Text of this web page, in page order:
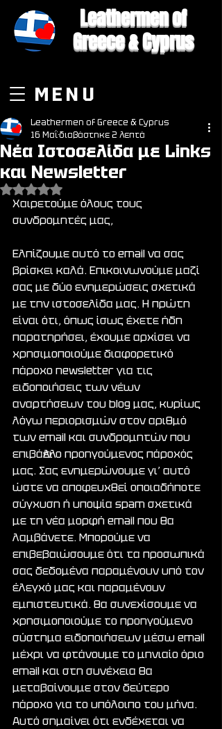
Leathermen of
Greece & Cyprus
MENU
Νέα Ιστοσελίδα με Links
και Newsletter
Leathermen of Greece & Cyprus
16 Μαΐδιαβάστηκε 2 λεπτά
Βαθμολογήθηκε με NaN από 5 αστέρια.
Χαιρετούμε όλους τους
συνδρομητές μας,
Ελπίζουμε αυτό το email να σας
βρίσκει καλά. Επικοινωνούμε μαζί
σας με δύο ενημερώσεις σχετικά
με την ιστοσελίδα μας. Η πρώτη
είναι ότι, όπως ίσως έχετε ήδη
παρατηρήσει, έχουμε αρχίσει να
χρησιμοποιούμε διαφορετικό
πάροχο newsletter για τις
ειδοποιήσεις των νέων
αναρτήσεων του blog μας, κυρίως
λόγω περιορισμών στον αριθμό
των email και συνδρομητών που
επιβάλλει ο προηγούμενος πάροχός
μας. Σας ενημερώνουμε γι’ αυτό
ώστε να αποφευχθεί οποιαδήποτε
σύγχυση ή υποψία spam σχετικά
με τη νέα μορφή email που θα
λαμβάνετε. Μπορούμε να
επιβεβαιώσουμε ότι τα προσωπικά
σας δεδομένα παραμένουν υπό τον
έλεγχό μας και παραμένουν
εμπιστευτικά. Θα συνεχίσουμε να
χρησιμοποιούμε το προηγούμενο
σύστημα ειδοποιήσεων μέσω email
μέχρι να φτάνουμε το μηνιαίο όριο
email και στη συνέχεια θα
μεταβαίνουμε στον δεύτερο
πάροχο για το υπόλοιπο του μήνα.
Αυτό σημαίνει ότι ενδέχεται να